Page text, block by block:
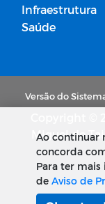
Infraestrutura
Saúde
Versão do
Miguel de
Ao continuar
concorda
Para ter mais
deAviso de